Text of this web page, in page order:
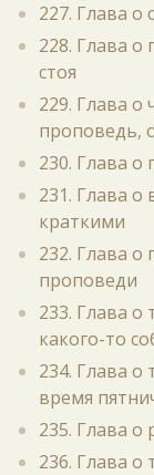
227. Глава о
228. Глава
стоя
229. Глава о
проповедь,
230. Глава о
231. Глава
краткими
232. Глава
проповеди
233. Глава
какого-то
234. Глава о
время
235. Глава
236. Глава о